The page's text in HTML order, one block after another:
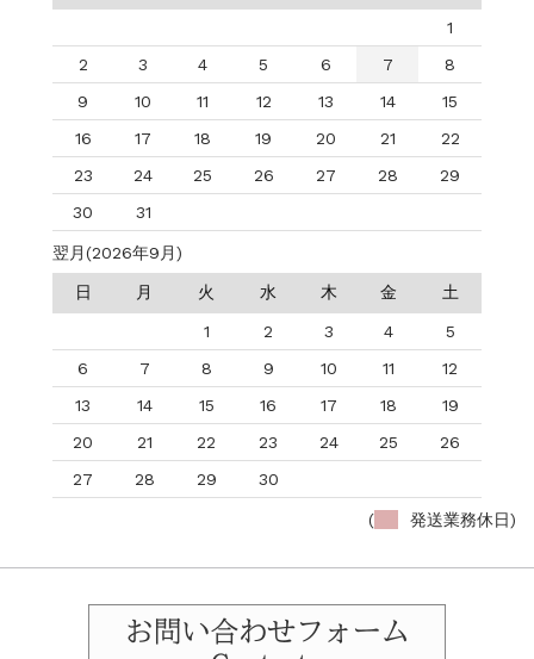
1
2
3 4 5 6 7
8
9
10 11 12 13 14
15
16
17 18 19 20 21
22
23
24 25 26 27 28
29
30
31
翌月(2026年9月)
日 月 火 水 木 金 土
1 2 3 4
5
6
7 8 9 10 11
12
13
14 15 16 17 18
19
20
21 22 23 24 25
26
27
28 29 30
( 発送業務休日)